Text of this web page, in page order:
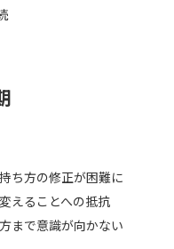
ち方の修正が困難に
えることへの抵抗
まで意識が向かない